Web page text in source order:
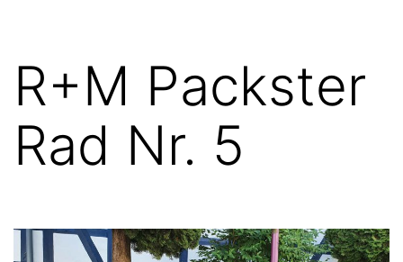
R+M Packster
Rad Nr. 5